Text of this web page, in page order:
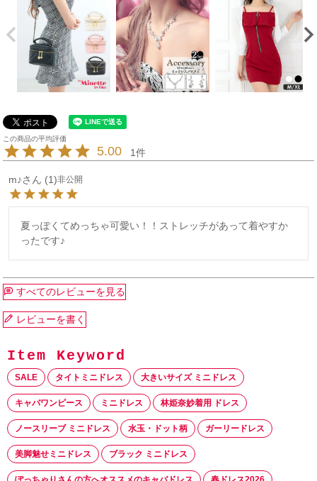
5.00 1
m♪ 1 非公開
夏っぽくてめっちゃ可愛い！！ストレッチがあって着やすか
ったです♪
すべてのレビューを見る
レビューを書く
SALE タイトミニドレス 大きいサイズ ミニドレス
キャバワンピース ミニドレス 林姫奈妙着用 ドレス
ノースリーブ ミニドレス 水玉・ドット柄 ガーリードレス
美脚魅せミニドレス ブラック ミニドレス